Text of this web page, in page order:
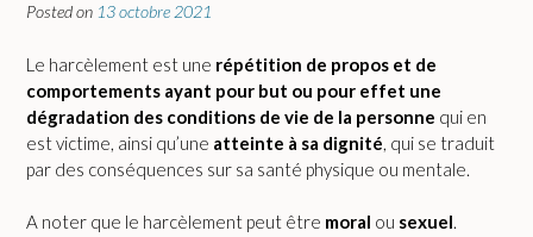
Posted on 13 octobre 2021
Le harcèlement est une répétition de propos et de
comportements ayant pour but ou pour effet une
dégradation des conditions de vie de la personne qui en
est victime, ainsi qu’une atteinte à sa dignité, qui se traduit
par des conséquences sur sa santé physique ou mentale.
A noter que le harcèlement peut être moral ou sexuel.